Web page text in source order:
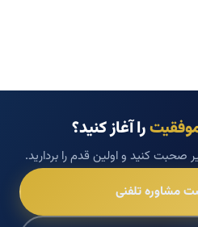
را آغاز کنید؟
صحبت کنید و اولین قدم را بردارید.
مشاوره تلفنی